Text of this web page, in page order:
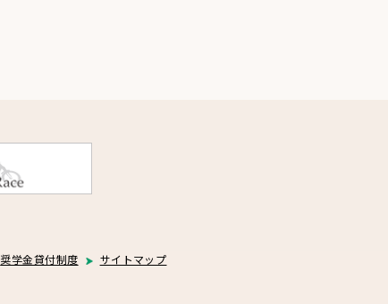
奨学金貸付制度 サイトマップ